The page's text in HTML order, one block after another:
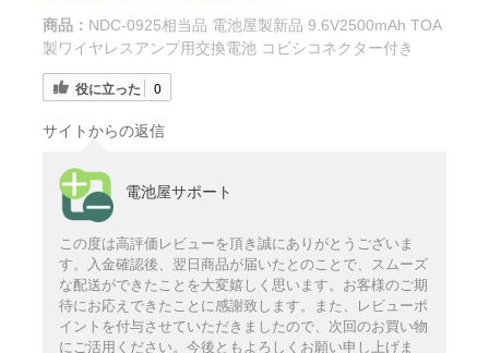
商品： NDC-0925相当品 電池屋製新品 9.6V2500mAh TOA
製ワイヤレスアンプ用交換電池 コビシコネクター付き
役に立った 0
サイトからの返信
電池屋サポート
この度は高評価レビューを頂き誠にありがとうございま
す。入金確認後、翌日商品が届いたとのことで、スムーズ
な配送ができたことを大変嬉しく思います。お客様のご期
待にお応えできたことに感謝致します。また、レビューポ
イントを付与させていただきましたので、次回のお買い物
にご活用ください。今後ともよろしくお願い申し上げま